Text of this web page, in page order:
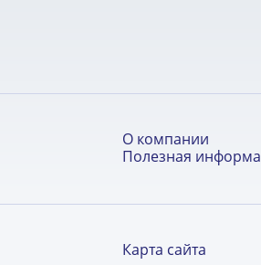
О компании
Полезная
Карта сайта